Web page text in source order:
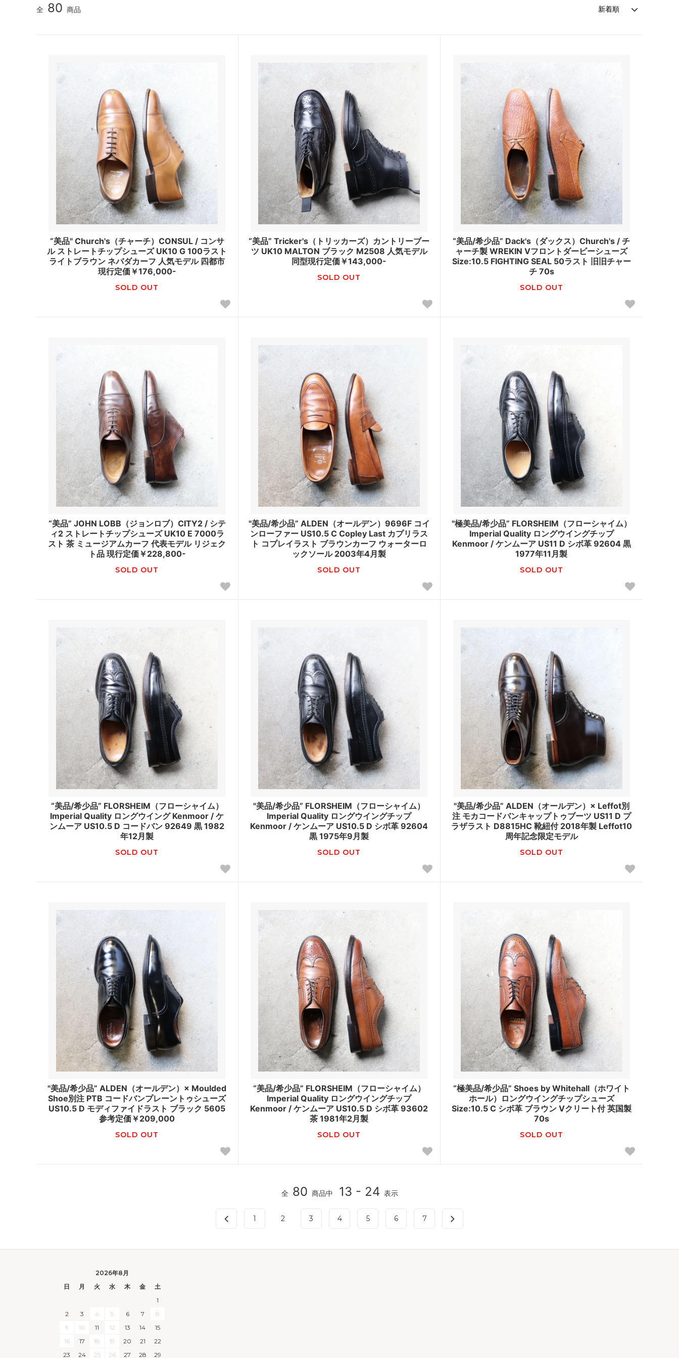
全 80 商品
“美品" Church's（チャーチ）CONSUL / コンサ
ル ストレートチップシューズ UK10 G 100ラスト
ライトブラウン ネバダカーフ 人気モデル 四都市
現行定価￥176,000-
SOLD OUT
“美品” Tricker's（トリッカーズ）カントリーブー
ツ UK10 MALTON ブラック M2508 人気モデル
同型現行定価￥143,000-
SOLD OUT
“美品/希少品” Dack's（ダックス）Church's / チ
ャーチ製 WREKIN Vフロントダービーシューズ
Size:10.5 FIGHTING SEAL 50ラスト 旧旧チャー
チ 70s
SOLD OUT
“美品” JOHN LOBB（ジョンロブ）CITY2 / シテ
ィ2 ストレートチップシューズ UK10 E 7000ラ
スト 茶 ミュージアムカーフ 代表モデル リジェク
ト品 現行定価￥228,800-
SOLD OUT
"美品/希少品” ALDEN（オールデン）9696F コイ
ンローファー US10.5 C Copley Last カプリラス
ト コプレイラスト ブラウンカーフ ウォーターロ
ックソール 2003年4月製
SOLD OUT
"極美品/希少品” FLORSHEIM（フローシャイム）
Imperial Quality ロングウイングチップ
Kenmoor / ケンムーア US11 D シボ革 92604 黒
1977年11月製
SOLD OUT
“美品/希少品” FLORSHEIM（フローシャイム）
Imperial Quality ロングウイング Kenmoor / ケ
ンムーア US10.5 D コードバン 92649 黒 1982
年12月製
SOLD OUT
"美品/希少品” FLORSHEIM（フローシャイム）
Imperial Quality ロングウイングチップ
Kenmoor / ケンムーア US10.5 D シボ革 92604
黒 1975年9月製
SOLD OUT
"美品/希少品” ALDEN（オールデン）× Leffot別
注 モカコードバンキャップトゥブーツ US11 D プ
ラザラスト D8815HC 靴紐付 2018年製 Leffot10
周年記念限定モデル
SOLD OUT
"美品/希少品” ALDEN（オールデン）× Moulded
Shoe別注 PTB コードバンプレーントゥシューズ
US10.5 D モディファイドラスト ブラック 5605
参考定価￥209,000
SOLD OUT
“美品/希少品” FLORSHEIM（フローシャイム）
Imperial Quality ロングウイングチップ
Kenmoor / ケンムーア US10.5 D シボ革 93602
茶 1981年2月製
SOLD OUT
“極美品/希少品” Shoes by Whitehall（ホワイト
ホール）ロングウイングチップシューズ
Size:10.5 C シボ革 ブラウン Vクリート付 英国製
70s
SOLD OUT
全 80 商品中 13 - 24 表示
1 2 3 4 5 6 7
2026年8月
日
月 火 水 木 金
土
1
2
3 4 5 6 7
8
9
10 11 12 13 14
15
16
17 18 19 20 21
22
23
24 25 26 27 28 29